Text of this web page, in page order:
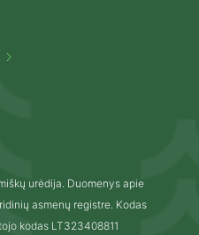
urėdija. Duomenys apie
asmenų registre. Kodas
kodas LT323408811